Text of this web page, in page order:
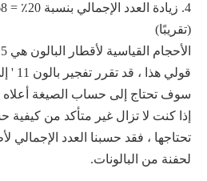
(تقريبًا)
سوف تحتاج إلى حساب الصيغة أعلاه
إذا كنت لا تزال غير متأكد من كيفية
تحتاجها ، فقد حسبنا العدد الإجمالي
لحفنة من البالونات.